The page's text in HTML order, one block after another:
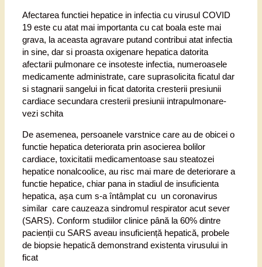
Afectarea functiei hepatice in infectia cu virusul COVID
19 este cu atat mai importanta cu cat boala este mai
grava, la aceasta agravare putand contribui atat infectia
in sine, dar si proasta oxigenare hepatica datorita
afectarii pulmonare ce insoteste infectia, numeroasele
medicamente administrate, care suprasolicita ficatul dar
si stagnarii sangelui in ficat datorita cresterii presiunii
cardiace secundara cresterii presiunii intrapulmonare-
vezi schita
De asemenea, persoanele varstnice care au de obicei o
functie hepatica deteriorata prin asocierea bolilor
cardiace, toxicitatii medicamentoase sau steatozei
hepatice nonalcoolice, au risc mai mare de deteriorare a
functie hepatice, chiar pana in stadiul de insuficienta
hepatica, așa cum s-a întâmplat cu un coronavirus
similar care cauzeaza sindromul respirator acut sever
(SARS). Conform studiilor clinice până la 60% dintre
pacienții cu SARS aveau insuficiență hepatică, probele
de biopsie hepatică demonstrand existenta virusului in
ficat